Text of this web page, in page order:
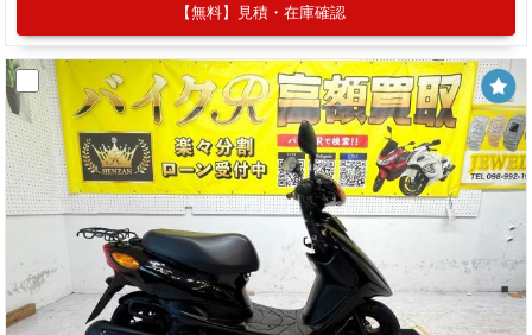
【無料】見積・在庫確認